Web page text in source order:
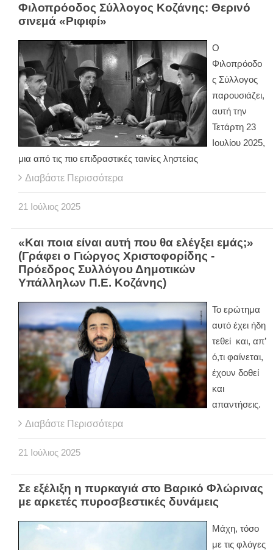
Φιλοπρόοδος Σύλλογος Κοζάνης: Θερινό
σινεμά «Ριφιφί»
Ο
Φιλοπρόοδο
ς Σύλλογος
παρουσιάζει,
αυτή την
Τετάρτη 23
Ιουλίου 2025,
μια από τις πιο επιδραστικές ταινίες ληστείας
Διαβάστε Περισσότερα
21 Ιούλιος 2025
«Και ποια είναι αυτή που θα ελέγξει εμάς;»
(Γράφει ο Γιώργος Χριστοφορίδης -
Πρόεδρος Συλλόγου Δημοτικών
Υπάλληλων Π.Ε. Κοζάνης)
Το ερώτημα
αυτό έχει ήδη
τεθεί και, απ’
ό,τι φαίνεται,
έχουν δοθεί
και
απαντήσεις.
Διαβάστε Περισσότερα
21 Ιούλιος 2025
Σε εξέλιξη η πυρκαγιά στο Βαρικό Φλώρινας
με αρκετές πυροσβεστικές δυνάμεις
Μάχη, τόσο
με τις φλόγες